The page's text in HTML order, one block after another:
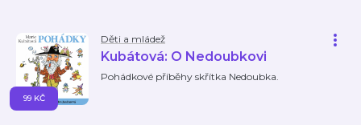
Děti a mládež
Kubátová: O Nedoubkovi
Pohádkové příběhy skřítka Nedoubka.
99 KČ